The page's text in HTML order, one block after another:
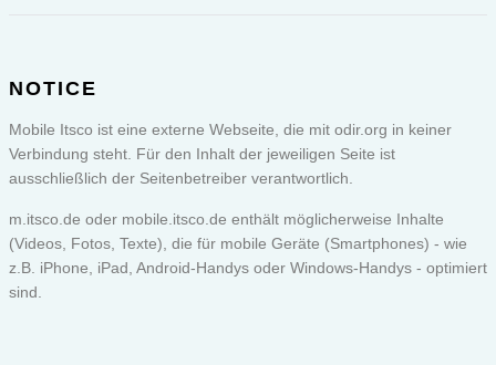
NOTICE
Mobile Itsco ist eine externe Webseite, die mit odir.org in keiner
Verbindung steht. Für den Inhalt der jeweiligen Seite ist
ausschließlich der Seitenbetreiber verantwortlich.
m.itsco.de oder mobile.itsco.de enthält möglicherweise Inhalte
(Videos, Fotos, Texte), die für mobile Geräte (Smartphones) - wie
z.B. iPhone, iPad, Android-Handys oder Windows-Handys - optimiert
sind.